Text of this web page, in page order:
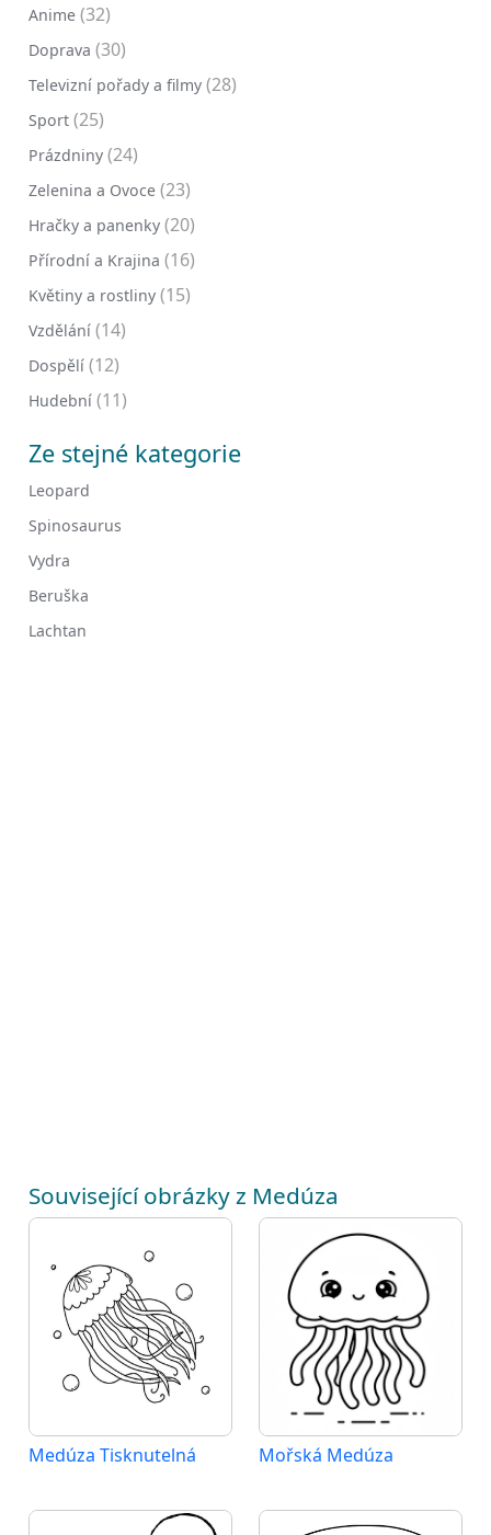
Anime (32)
Doprava (30)
Televizní pořady a filmy (28)
Sport (25)
Prázdniny (24)
Zelenina a Ovoce (23)
Hračky a panenky (20)
Přírodní a Krajina (16)
Květiny a rostliny (15)
Vzdělání (14)
Dospělí (12)
Hudební (11)
Ze stejné kategorie
Leopard
Spinosaurus
Vydra
Beruška
Lachtan
Související obrázky z Medúza
Medúza Tisknutelná Mořská Medúza